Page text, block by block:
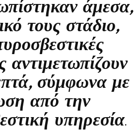
άμεσα,
τους στάδιο,
αντιμετωπίζουν
σύμφωνα με
από την
υπηρεσία.